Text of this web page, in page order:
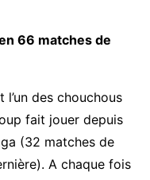
66 matches de
des chouchous
fait jouer depuis
(32 matches de
A chaque fois